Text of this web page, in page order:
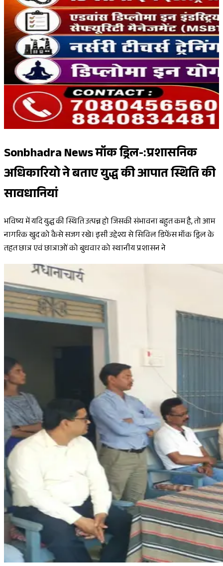
Sonbhadra News मॉक ड्रिल-:प्रशासनिक
अधिकारियो ने बताए युद्ध की आपात स्थिति की
सावधानियां
भविष्य में यदि युद्ध की स्थिति उत्पन्न हो जिसकी संभावना बहुत कम है, तो आम
नागरिक खुद को कैसे सजग रखे। इसी उद्देश्य से सिविल डिफेंस मॉक ड्रिल के
तहत छात्र एवं छात्राओं को बुधवार को स्थानीय प्रशासन ने